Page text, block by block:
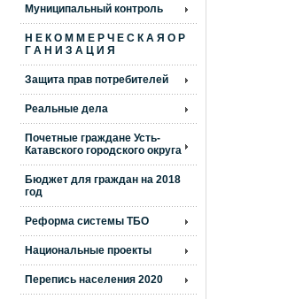
Муниципальный контроль
Н Е К О М М Е Р Ч Е С К А Я О Р
Г А Н И З А Ц И Я
Защита прав потребителей
Реальные дела
Почетные граждане Усть-
Катавского городского округа
Бюджет для граждан на 2018
год
Реформа системы ТБО
Национальные проекты
Перепись населения 2020